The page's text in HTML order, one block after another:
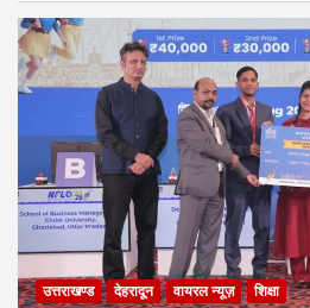
उत्तराखण्ड देहरादून वायरल न्यूज़ शिक्षा